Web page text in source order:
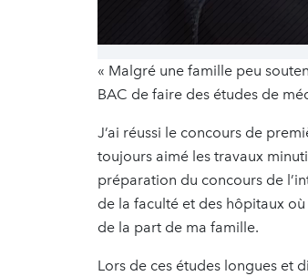
« Malgré une famille peu
BAC de faire des études de
J’ai réussi le concours de
toujours aimé les travaux
préparation du concours de
de la faculté et des hôpitaux où
de la part de ma famille.
Lors de ces études longues et